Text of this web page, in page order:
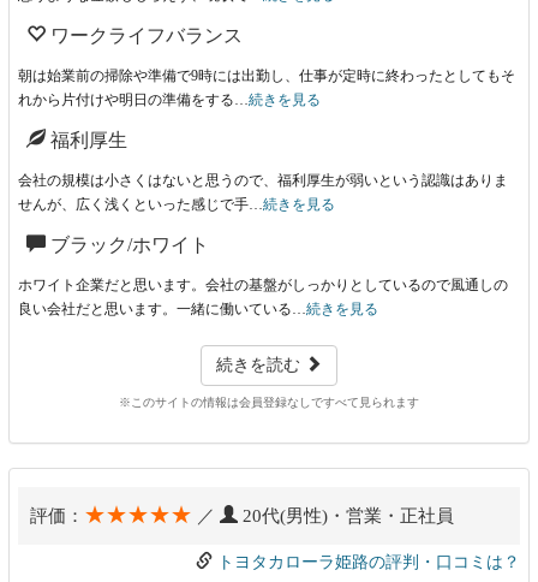
ワークライフバランス
朝は始業前の掃除や準備で9時には出勤し、仕事が定時に終わったとしてもそ
れから片付けや明日の準備をする… 続きを見る
福利厚生
会社の規模は小さくはないと思うので、福利厚生が弱いという認識はありま
せんが、広く浅くといった感じで手… 続きを見る
ブラック/ホワイト
ホワイト企業だと思います。会社の基盤がしっかりとしているので風通しの
良い会社だと思います。一緒に働いている… 続きを見る
続きを読む
※このサイトの情報は会員登録なしですべて見られます
評価： ★★★★★ ／ 20代(男性)・営業・正社員
トヨタカローラ姫路の評判・口コミは？